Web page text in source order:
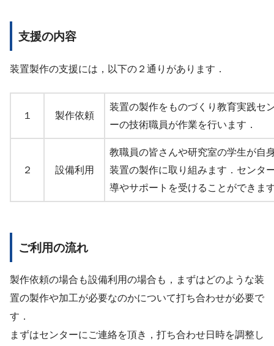
支援の内容
装置製作の支援には，以下の２通りがあります．
１ 製作依頼
装置の製作をものづくり教育実践セ
ーの技術職員が作業を行います．
２ 設備利用
教職員の皆さんや研究室の学生が自
装置の製作に取り組みます．センタ
導やサポートを受けることができま
ご利用の流れ
製作依頼の場合も設備利用の場合も，まずはどのような装
置の製作や加工が必要なのかについて打ち合わせが必要で
す．
まずはセンターにご連絡を頂き，打ち合わせ日時を調整し